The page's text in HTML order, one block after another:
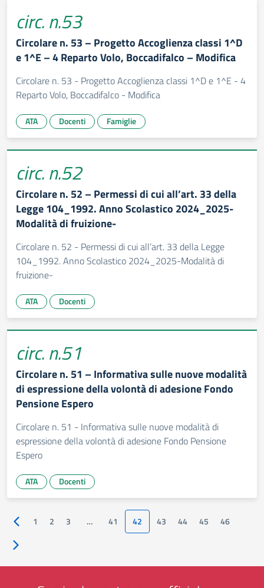
circ. n.53
Circolare n. 53 – Progetto Accoglienza classi 1^D
e 1^E – 4 Reparto Volo, Boccadifalco – Modifica
Circolare n. 53 - Progetto Accoglienza classi 1^D e 1^E - 4
Reparto Volo, Boccadifalco - Modifica
ATA Docenti Famiglie
circ. n.52
Circolare n. 52 – Permessi di cui all’art. 33 della
Legge 104_1992. Anno Scolastico 2024_2025-
Modalità di fruizione-
Circolare n. 52 - Permessi di cui all’art. 33 della Legge
104_1992. Anno Scolastico 2024_2025-Modalità di
fruizione-
ATA Docenti
circ. n.51
Circolare n. 51 – Informativa sulle nuove modalità
di espressione della volontà di adesione Fondo
Pensione Espero
Circolare n. 51 - Informativa sulle nuove modalità di
espressione della volontà di adesione Fondo Pensione
Espero
ATA Docenti
Pagina precedente
1 2 3 … 41 42 43 44 45 46
Pagina successiva